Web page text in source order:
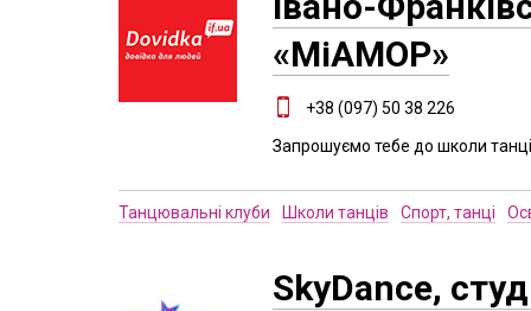
«МіАМОР»
+38 (097) 50 38 226
Запрошуємо тебе до школи
Танцювальні клуби Школи танців Спорт, танці
SkyDance,